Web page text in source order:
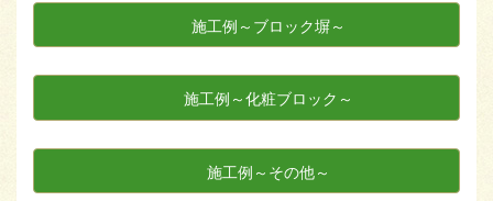
施工例～ブロック塀～
施工例～化粧ブロック～
施工例～その他～